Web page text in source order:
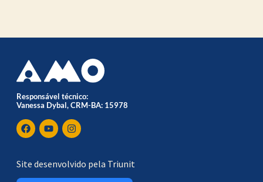
Responsável técnico:
Vanessa Dybal, CRM-BA: 15978
Site desenvolvido pela Triunit